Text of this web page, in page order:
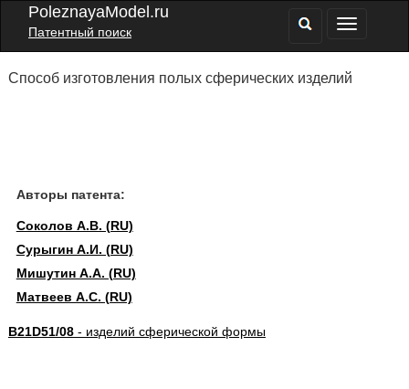
PoleznayaModel.ru
Патентный поиск
Способ изготовления полых сферических изделий
Авторы патента:
Соколов А.В. (RU)
Сурыгин А.И. (RU)
Мишутин А.А. (RU)
Матвеев А.С. (RU)
B21D51/08- изделий сферической формы